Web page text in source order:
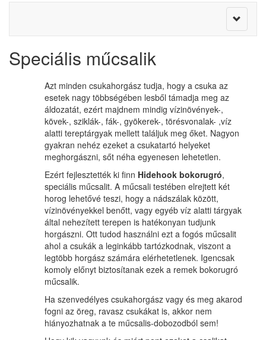
Toggle
Speciális műcsalik
Azt minden csukahorgász tudja, hogy a csuka az
esetek nagy többségében lesből támadja meg az
áldozatát, ezért majdnem mindig vízinövények-,
kövek-, sziklák-, fák-, gyökerek-, törésvonalak- ,víz
alatti tereptárgyak mellett találjuk meg őket. Nagyon
gyakran nehéz ezeket a csukatartó helyeket
meghorgászni, sőt néha egyenesen lehetetlen.
Ezért fejlesztették ki finn Hidehook bokorugró,
speciális műcsalit. A műcsali testében elrejtett két
horog lehetővé teszi, hogy a nádszálak között,
vízinövényekkel benőtt, vagy egyéb víz alatti tárgyak
által nehezített terepen is hatékonyan tudjunk
horgászni. Ott tudod használni ezt a fogós műcsalit
ahol a csukák a leginkább tartózkodnak, viszont a
legtöbb horgász számára elérhetetlenek. Igencsak
komoly előnyt biztosítanak ezek a remek bokorugró
műcsalik.
Ha szenvedélyes csukahorgász vagy és meg akarod
fogni az öreg, ravasz csukákat is, akkor nem
hiányozhatnak a te műcsalis-dobozodból sem!